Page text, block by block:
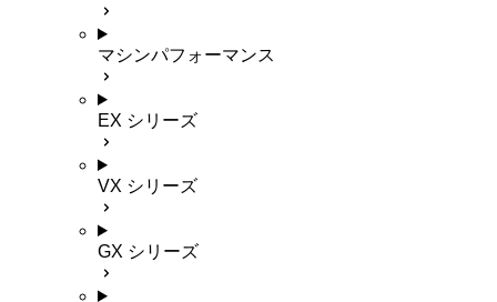
マシンパフォーマンス
EX シリーズ
VX シリーズ
GX シリーズ